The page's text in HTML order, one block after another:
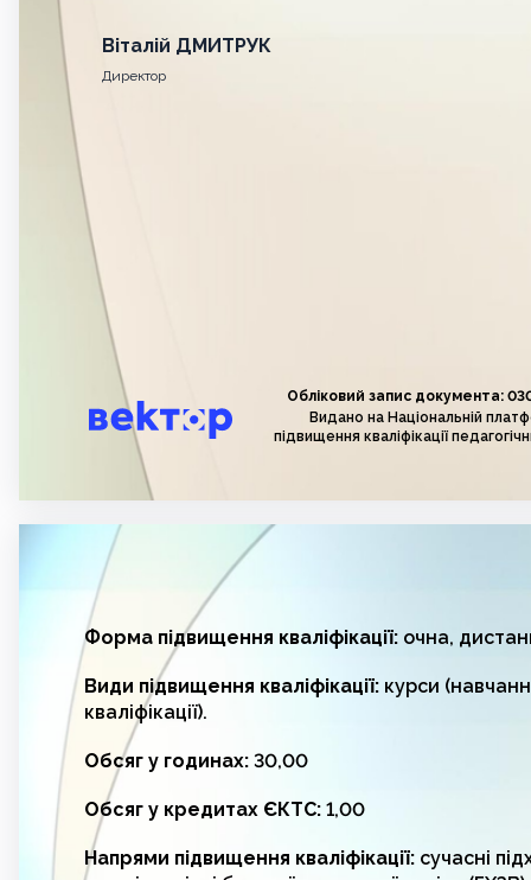
Віталій ДМИТРУК
Директор
Обліковий запис документа:
Видано на Національній
підвищення кваліфікації
Форма підвищення кваліфікації: очна,
Види підвищення кваліфікації: курси
кваліфікації).
Обсяг у годинах: 30,00
Обсяг у кредитах ЄКТС: 1,00
Напрями підвищення кваліфікації: сучасні